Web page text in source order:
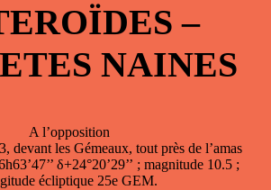
–
NAINES
A l’opposition
devant les Gémeaux, tout près de l’amas
δ+24°20’29’’ ; magnitude 10.5 ;
écliptique 25e GEM.